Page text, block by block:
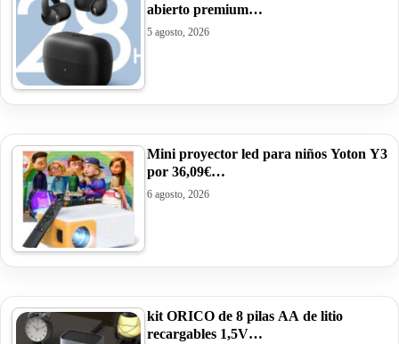
abierto premium…
5 agosto, 2026
Mini proyector led para niños Yoton Y3
por 36,09€…
6 agosto, 2026
kit ORICO de 8 pilas AA de litio
recargables 1,5V…